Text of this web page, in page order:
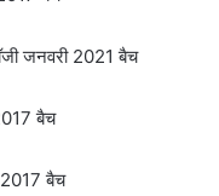
जनवरी 2021 बैच
बैच
2017 बैच